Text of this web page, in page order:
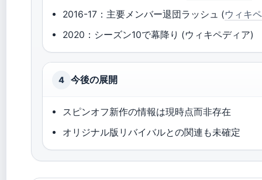
2016-17：主要メンバー退団ラッシュ (ウィキ
2020：シーズン10で幕降り (ウィキペディア)
4 今後の展開
スピンオフ新作の情報は現時点而非存在
オリジナル版リバイバルとの関連も未確定